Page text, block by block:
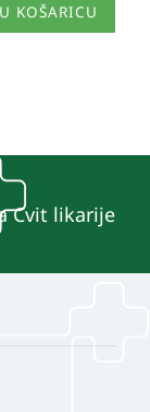
KOŠARICU
Cvit likarije